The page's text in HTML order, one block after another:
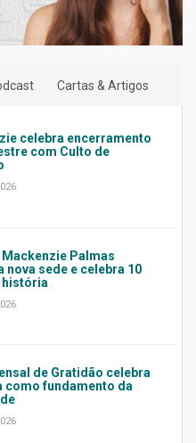
Cartas & Artigos
celebra encerramento
com Culto de
Palmas
nova sede e celebra 10
história
de Gratidão celebra
como fundamento da